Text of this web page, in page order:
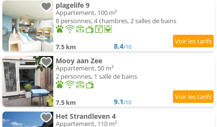
plagelife 9
Appartement, 100 m²
8 personnes, 4 chambres, 2 salles de bains
7.5 km 8.4/10
Mooy aan Zee
Appartement, 50 m²
2 personnes, 1 salle de bains
7.5 km 9.1/10
Het Strandleven 4
Appartement, 110 m²